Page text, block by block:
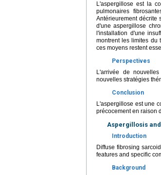
L'aspergillose est la
pulmonaires
Antérieurement décrite
d'une aspergillose
l'installation d'une
montrent les limites du
ces moyens restent
Perspectives
L'arrivée de
nouvelles stratégies
Conclusion
L'aspergillose est une
précocement en raison
Aspergillosis
Introduction
Diffuse fibrosing
features and specific
Background